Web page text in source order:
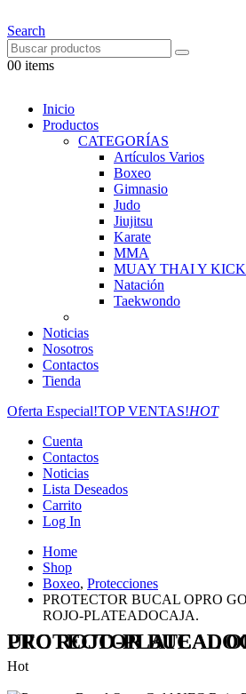
Search
00 items
Inicio
Productos
CATEGORÍAS
Artículos Varios
Boxeo
Gimnasio
Judo
Jiujitsu
Karate
MMA
MUAY THAI Y
Natación
Taekwondo
Noticias
Nosotros
Contactos
Tienda
Oferta Especial!TOP VENTAS!HOT
Cuenta
Contactos
Noticias
Lista Deseados
Carrito
Log In
Home
Shop
Boxeo, Protecciones
PROTECTOR BUCAL OPRO
ROJO-PLATEADOCAJA.
PROTECTOR BUCAL OPRO GOLD UFC ROJO-
Hot